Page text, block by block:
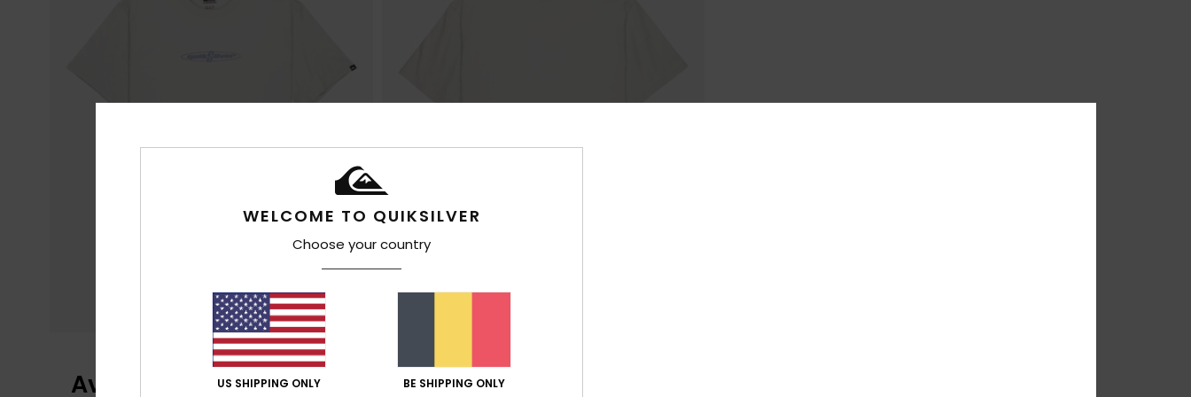
Avis clients
WELCOME TO QUIKSILVER
Choose your country
US SHIPPING ONLY BE SHIPPING ONLY